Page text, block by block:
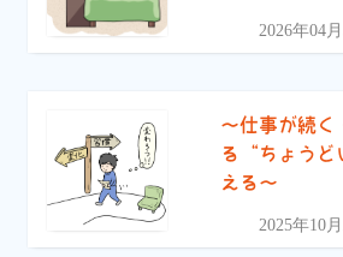
2026年04
〜仕事が続く
る“ちょうど
える〜
2025年10